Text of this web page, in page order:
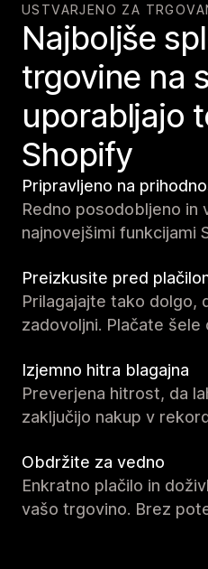
USTVARJENO ZA
Najboljše
trgovine na
uporabljajo
Shopify
Pripravljeno na
Redno posodobljeno in
najnovejšimi funkcijami
Preizkusite pred
Prilagajajte tako dolgo,
zadovoljni. Plačate šele
Izjemno hitra blagajna
Preverjena hitrost, da
zaključijo nakup v
Obdržite za vedno
Enkratno plačilo in
vašo trgovino. Brez